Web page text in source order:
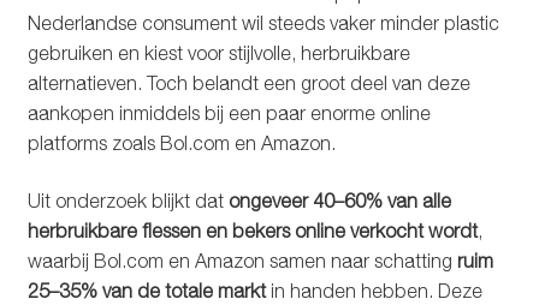
Waterfles bedrukken
Reviews waterflessenwinkel.nl
Contact Waterflessenwinkel.nl
Nederlandse consument wil steeds vaker minder plastic
gebruiken en kiest voor stijlvolle, herbruikbare
alternatieven. Toch belandt een groot deel van deze
aankopen inmiddels bij een paar enorme online
platforms zoals Bol.com en Amazon.
Uit onderzoek blijkt dat ongeveer 40–60% van alle
herbruikbare flessen en bekers online verkocht wordt,
waarbij Bol.com en Amazon samen naar schatting ruim
25–35% van de totale marktin handen hebben. Deze